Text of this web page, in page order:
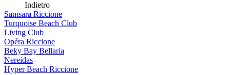
Indietro
Samsara Riccione
Turquoise Beach Club
Living Club
Opéra Riccione
Beky Bay Bellaria
Nereidas
Hyper Beach Riccione